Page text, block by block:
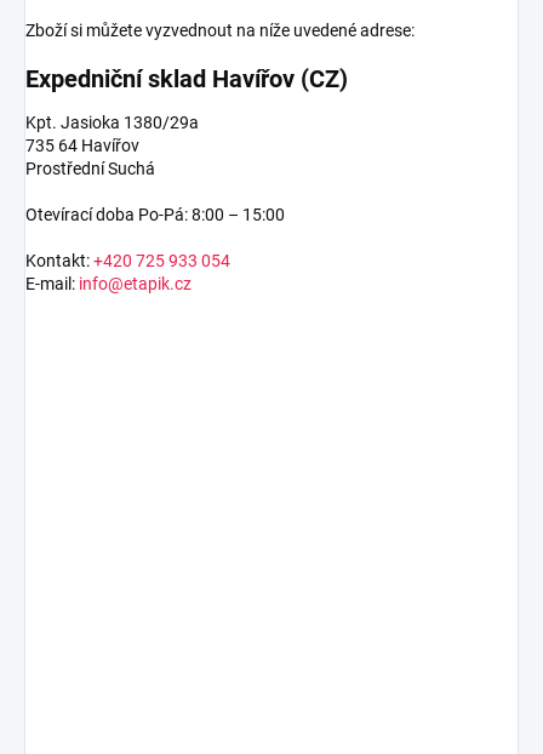
Zboží si můžete vyzvednout na níže uvedené adrese:
Expedniční sklad Havířov (CZ)
Kpt. Jasioka 1380/29a
735 64 Havířov
Prostřední Suchá
Otevírací doba Po-Pá: 8:00 – 15:00
Kontakt:+420 725 933 054
E-mail: info@etapik.cz